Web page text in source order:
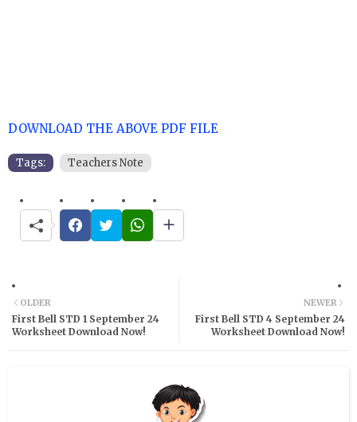
DOWNLOAD THE ABOVE PDF FILE
Tags: Teachers Note
NEWER
First Bell STD 4 September 24
Worksheet Download Now!
OLDER
First Bell STD 1 September 24
Worksheet Download Now!